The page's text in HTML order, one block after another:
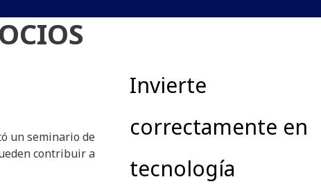
un seminario de
contribuir a
Invierte
correctamente en
tecnología